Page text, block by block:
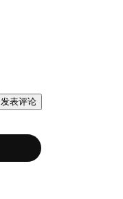
发表评论